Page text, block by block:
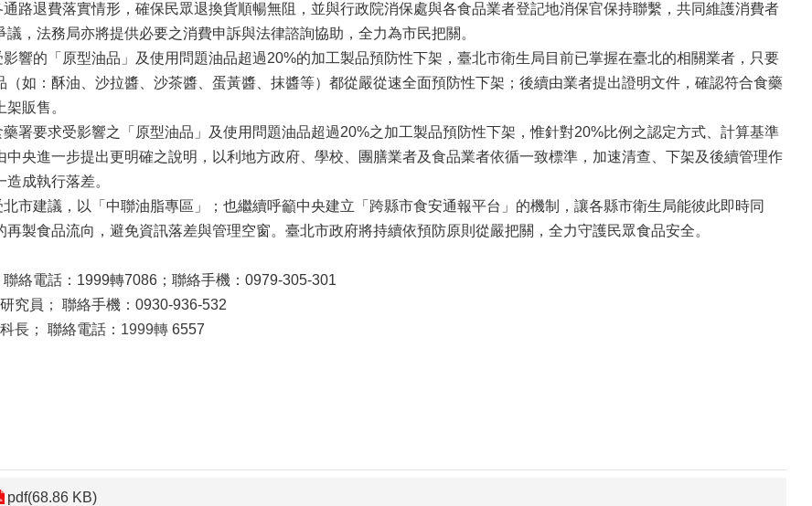
退費落實情形，確保民眾退換貨順暢無阻，並與行政院消保處與各食品業者登記地消保官保持聯繫，共同維護消費者
，法務局亦將提供必要之消費申訴與法律諮詢協助，全力為市民把關。
的「原型油品」及使用問題油品超過20%的加工製品預防性下架，臺北市衛生局目前已掌握在臺北的相關業者，只要
（如：酥油、沙拉醬、沙茶醬、蛋黃醬、抹醬等）都從嚴從速全面預防性下架；後續由業者提出證明文件，確認符合食藥
販售。
要求受影響之「原型油品」及使用問題油品超過20%之加工製品預防性下架，惟針對20%比例之認定方式、計算基準
中央進一步提出更明確之說明，以利地方政府、學校、團膳業者及食品業者依循一致標準，加速清查、下架及後續管理作
成執行落差。
建議，以「中聯油脂專區」；也繼續呼籲中央建立「跨縣市食安通報平台」的機制，讓各縣市衛生局能彼此即時同
再製食品流向，避免資訊落差與管理空窗。臺北市政府將持續依預防原則從嚴把關，全力守護民眾食品安全。
聯絡電話：1999轉7086；聯絡手機：0979-305-301
究員 ；
聯絡手機：0930-936-532
長 ； 聯絡電話： 1999轉 6557
pdf(68.86 KB)